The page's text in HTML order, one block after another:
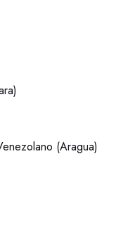
(Aragua)